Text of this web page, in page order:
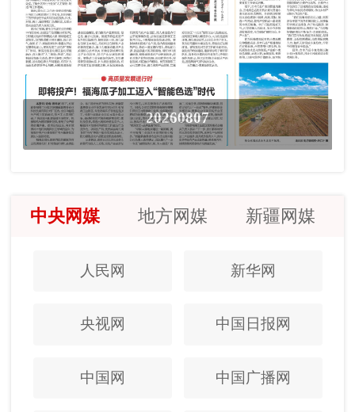
20260807
中央网媒 地方网媒 新疆网媒
人民网 新华网
央视网 中国日报网
中国网 中国广播网